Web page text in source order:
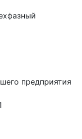
предприятия